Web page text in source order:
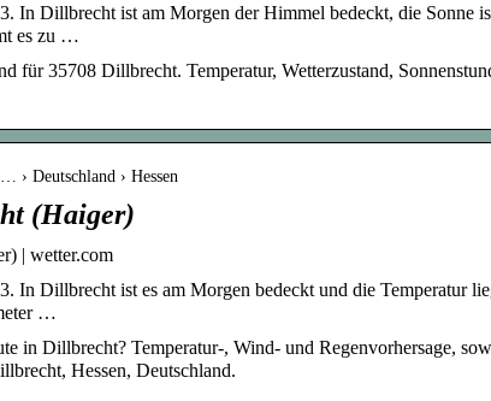
In Dillbrecht ist am Morgen der Himmel bedeckt, die Sonne
es zu …
für 35708 Dillbrecht. Temperatur, Wetterzustand,
› Deutschland › Hessen
(Haiger)
| wetter.com
In Dillbrecht ist es am Morgen bedeckt und die Temperatur
…
in Dillbrecht? Temperatur-, Wind- und Regenvorhersage,
Hessen, Deutschland.